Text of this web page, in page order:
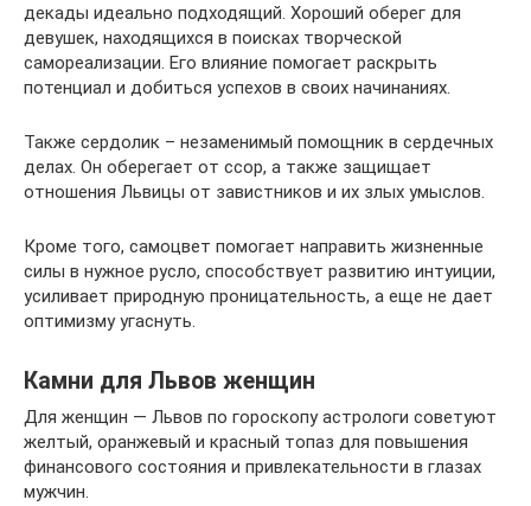
декады идеально подходящий. Хороший оберег для
девушек, находящихся в поисках творческой
самореализации. Его влияние помогает раскрыть
потенциал и добиться успехов в своих начинаниях.
Также сердолик – незаменимый помощник в сердечных
делах. Он оберегает от ссор, а также защищает
отношения Львицы от завистников и их злых умыслов.
Кроме того, самоцвет помогает направить жизненные
силы в нужное русло, способствует развитию интуиции,
усиливает природную проницательность, а еще не дает
оптимизму угаснуть.
Камни для Львов женщин
Для женщин — Львов по гороскопу астрологи советуют
желтый, оранжевый и красный топаз для повышения
финансового состояния и привлекательности в глазах
мужчин.